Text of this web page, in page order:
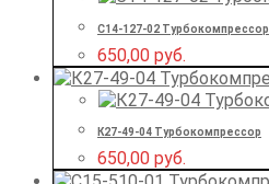
С14-127-02 Турбокомпрессор
650,00 руб.
К27-49-04 Турбокомпрессор
650,00 руб.